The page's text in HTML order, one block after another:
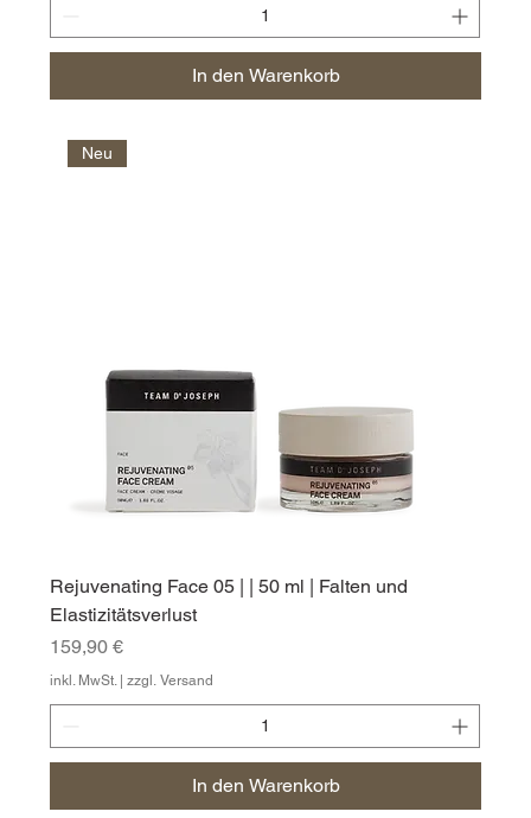
In den Warenkorb
Neu
Rejuvenating Face 05 | | 50 ml | Falten und
Elastizitätsverlust
Preis
159,90 €
inkl. MwSt.|zzgl. Versand
In den Warenkorb